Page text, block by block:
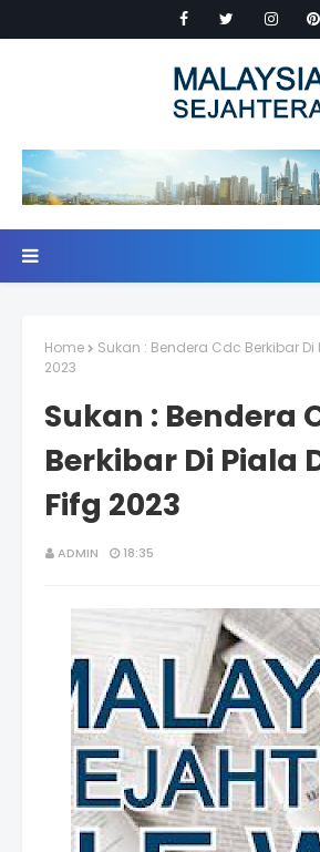
Home
Sukan : Bendera Cdc Berkibar Di
2023
Sukan : Bendera
Berkibar Di Piala
Fifg 2023
ADMIN 18:35